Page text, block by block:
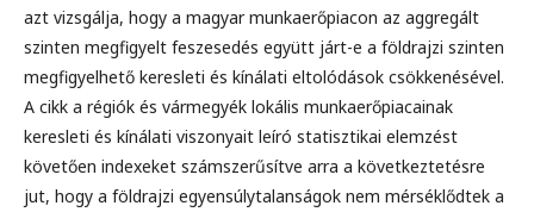
azt vizsgálja, hogy a magyar munkaerőpiacon az aggregált
szinten megfigyelt feszesedés együtt járt-e a földrajzi szinten
megfigyelhető keresleti és kínálati eltolódások csökkenésével.
A cikk a régiók és vármegyék lokális munkaerőpiacainak
keresleti és kínálati viszonyait leíró statisztikai elemzést
követően indexeket számszerűsítve arra a következtetésre
jut, hogy a földrajzi egyensúlytalanságok nem mérséklődtek a